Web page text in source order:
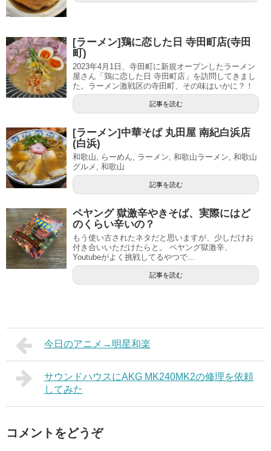
[ラーメン]鶏に恋した日 寺田町店(寺田
町)
2023年4月1日、寺田町に新規オープンしたラーメン
屋さん「鶏に恋した日 寺田町店」を訪問してきまし
た。ラーメン激戦区の寺田町、その味はいかに？！
記事を読む
[ラーメン]中華そば 丸田屋 南紀白浜店
(白浜)
和歌山, らーめん, ラーメン, 和歌山ラーメン, 和歌山
グルメ, 和歌山
記事を読む
ペヤング 獄激辛やきそば、実際にはど
のくらい辛いの？
もう使い古されたネタだと思いますが、少しだけお
付き合いいただけたらと。 ペヤング獄激辛、
Youtubeがよく挑戦してるやつで...
記事を読む
今日のアニメ→明星和楽
サウンドハウスにAKG MK240MK2の修理を依頼
してみた
コメントをどうぞ